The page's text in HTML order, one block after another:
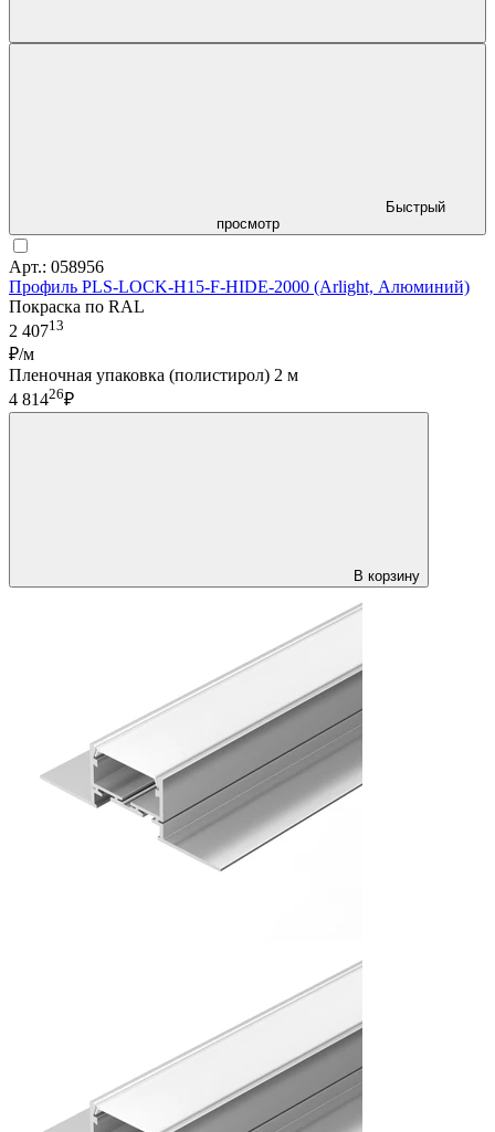
Быстрый
просмотр
Арт.: 058956
Профиль PLS-LOCK-H15-F-HIDE-2000 (Arlight, Алюминий)
Покраска по RAL
2 40713
₽/м
Пленочная упаковка (полистирол) 2 м
4 81426₽
В корзину